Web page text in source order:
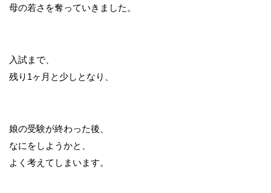
母の若さを奪っていきました。
入試まで、
残り1ヶ月と少しとなり、
娘の受験が終わった後、
なにをしようかと、
よく考えてしまいます。